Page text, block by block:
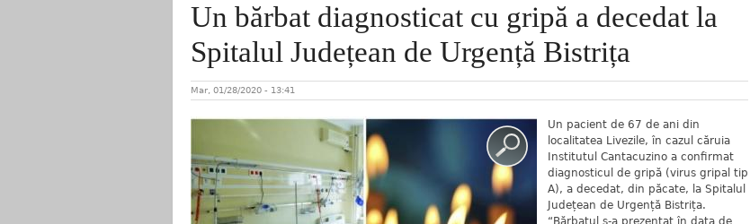
Un bărbat diagnosticat cu gripă a decedat la
Spitalul Județean de Urgență Bistrița
Mar, 01/28/2020 - 13:41
Un pacient de 67 de ani din
localitatea Livezile, în cazul căruia
Institutul Cantacuzino a confirmat
diagnosticul de gripă (virus gripal tip
A), a decedat, din păcate, la Spitalul
Județean de Urgență Bistrița.
“Bărbatul s-a prezentat în data de